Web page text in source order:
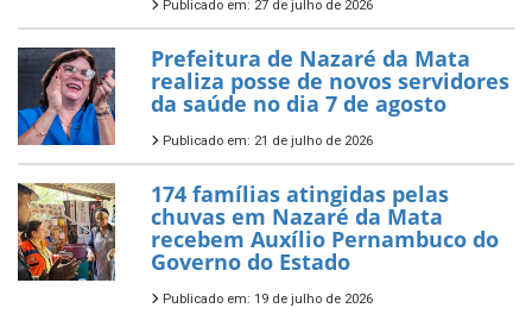
Publicado em: 27 de julho de 2026
Prefeitura de Nazaré da Mata
realiza posse de novos servidores
da saúde no dia 7 de agosto
Publicado em: 21 de julho de 2026
174 famílias atingidas pelas
chuvas em Nazaré da Mata
recebem Auxílio Pernambuco do
Governo do Estado
Publicado em: 19 de julho de 2026